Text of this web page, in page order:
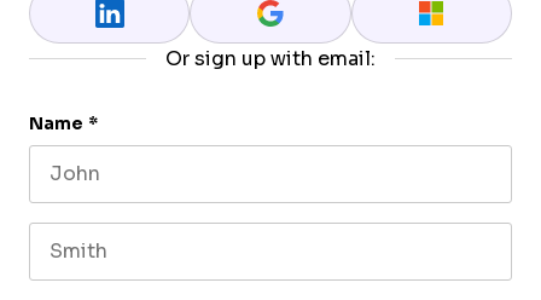
Or sign up with email:
Name *